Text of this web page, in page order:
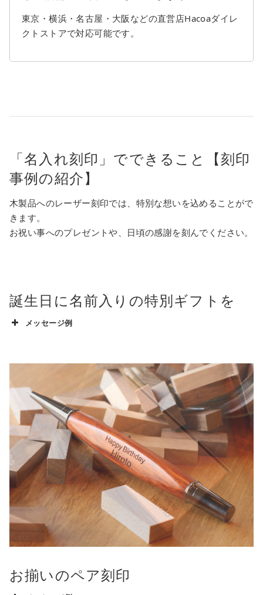
東京・横浜・名古屋・大阪などの直営店Hacoaダイレ
クトストアで対応可能です。
「名入れ刻印」でできること【刻印
事例の紹介】
木製品へのレーザー刻印では、特別な想いを込めることがで
きます。
お祝い事へのプレゼントや、日頃の感謝を刻んでください。
誕生日に名前入りの特別ギフトを
メッセージ例
お揃いのペア刻印